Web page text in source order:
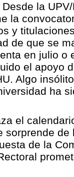
la
la
y
de que se
en julio o
el apoyo
Algo
ha
el
sorprende
de la